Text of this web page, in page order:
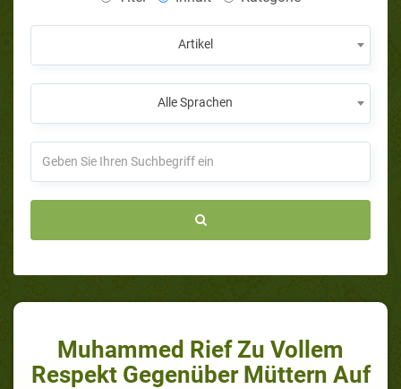
Artikel
Alle Sprachen
Muhammed Rief Zu Vollem
Respekt Gegenüber Müttern Auf